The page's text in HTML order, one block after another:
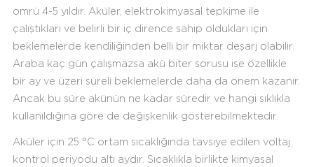
ömrü 4-5 yıldır. Aküler, elektrokimyasal tepkime ile
çalıştıkları ve belirli bir iç dirence sahip oldukları için
beklemelerde kendiliğinden belli bir miktar deşarj olabilir.
Araba kaç gün çalışmazsa akü biter sorusu ise özellikle
bir ay ve üzeri süreli beklemelerde daha da önem kazanır.
Ancak bu süre akünün ne kadar süredir ve hangi sıklıkla
kullanıldığına göre de değişkenlik gösterebilmektedir.
Aküler için 25 °C ortam sıcaklığında tavsiye edilen voltaj
kontrol periyodu altı aydır. Sıcaklıkla birlikte kimyasal